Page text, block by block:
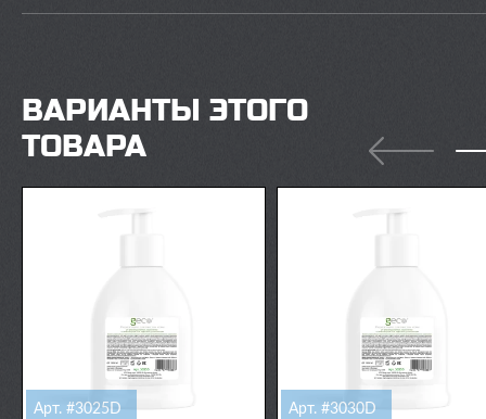
ВАРИАНТЫ ЭТОГО
ТОВАРА
Арт. #3025D Арт. #3030D